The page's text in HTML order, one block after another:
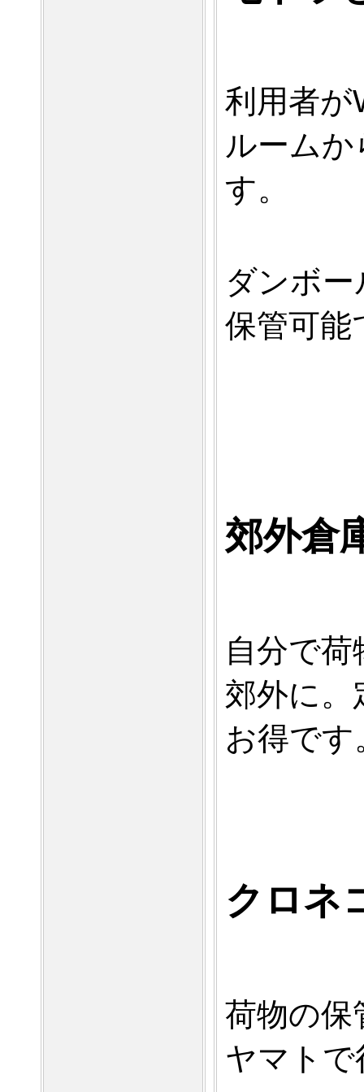
利用者が
ルーム
す。
ダンボ
保管可能
郊外倉
自分で
郊外に。
お得です
クロネ
荷物の保
ヤマト